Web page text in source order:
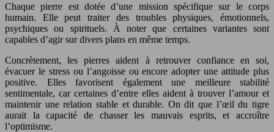
Chaque pierre est dotée d’une mission spécifique sur le corps
humain. Elle peut traiter des troubles physiques, émotionnels,
psychiques ou spirituels. À noter que certaines variantes sont
capables d’agir sur divers plans en même temps.
Concrètement, les pierres aident à retrouver confiance en soi,
évacuer le stress ou l’angoisse ou encore adopter une attitude plus
positive. Elles favorisent également une meilleure stabilité
sentimentale, car certaines d’entre elles aident à trouver l’amour et
maintenir une relation stable et durable. On dit que l’œil du tigre
aurait la capacité de chasser les mauvais esprits, et accroître
l’optimisme.